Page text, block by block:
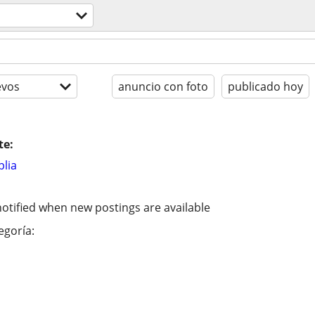
anuncio con foto publicado hoy
when new postings are available